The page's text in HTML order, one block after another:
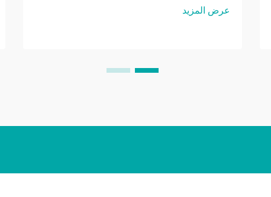
أفضل جودة صوت. يمكن أن يؤدي الارتفاع
عرض المزيد